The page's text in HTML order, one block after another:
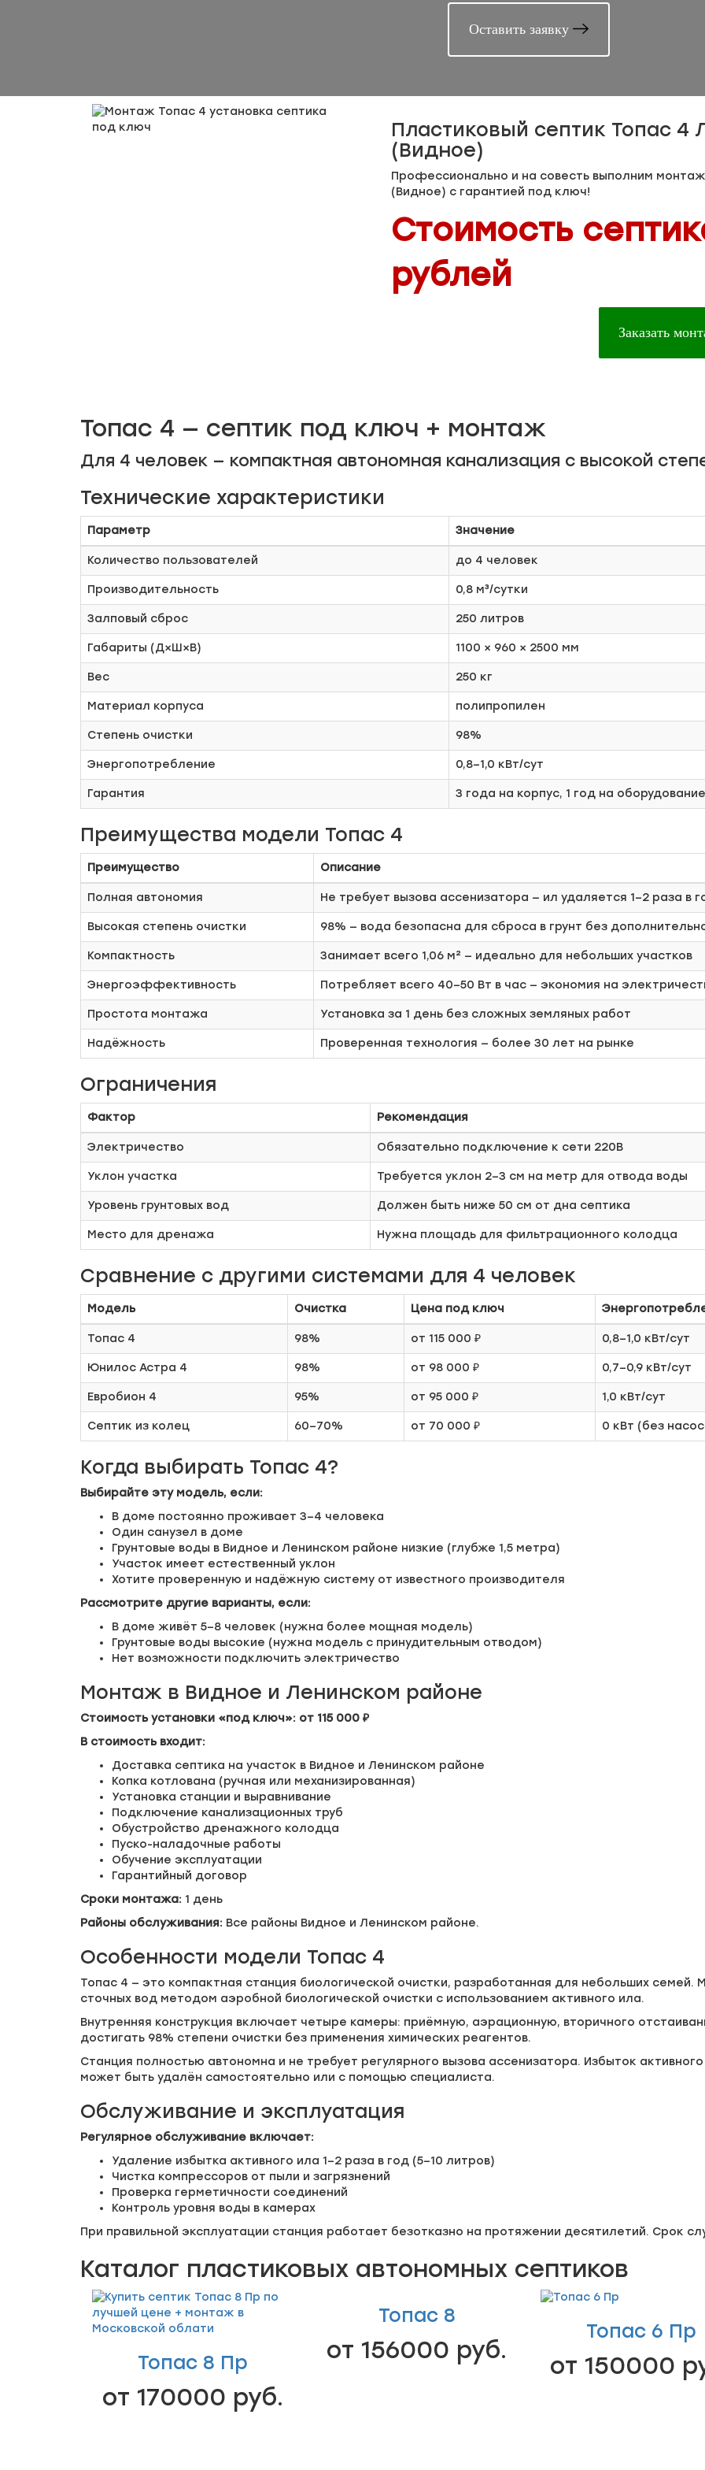
Оставить заявку
Пластиковый септик Топас 4
(Видное)
Профессионально и на совесть выполним
(Видное) с гарантией под ключ!
Стоимость
рублей
Заказать
Топас 4 — септик под ключ + монтаж
Для 4 человек — компактная автономная канализация с высокой
Технические характеристики
Параметр Значение
Количество пользователей до 4 человек
Производительность 0,8 м³/сутки
Залповый сброс 250 литров
Габариты (Д×Ш×В) 1100 × 960 × 2500 мм
Вес 250 кг
Материал корпуса полипропилен
Степень очистки 98%
Энергопотребление 0,8–1,0 кВт/сут
Гарантия 3 года на корпус, 1 год на оборудование
Преимущества модели Топас 4
Преимущество Описание
Полная автономия Не требует вызова ассенизатора — ил удаляется 1–2 раза в
Высокая степень очистки 98% — вода безопасна для сброса в грунт без
Компактность Занимает всего 1,06 м² — идеально для небольших участков
Энергоэффективность Потребляет всего 40–50 Вт в час — экономия на
Простота монтажа Установка за 1 день без сложных земляных работ
Надёжность Проверенная технология — более 30 лет на рынке
Ограничения
Фактор Рекомендация
Электричество Обязательно подключение к сети 220В
Уклон участка Требуется уклон 2–3 см на метр для отвода воды
Уровень грунтовых вод Должен быть ниже 50 см от дна септика
Место для дренажа Нужна площадь для фильтрационного колодца
Сравнение с другими системами для 4 человек
Модель Очистка Цена под ключ
Топас 4 98% от 115 000 ₽ 0,8–1,0 кВт/сут
Юнилос Астра 4 98% от 98 000 ₽ 0,7–0,9 кВт/сут
Евробион 4 95% от 95 000 ₽ 1,0 кВт/сут
Септик из колец 60–70% от 70 000 ₽ 0 кВт (без
Когда выбирать Топас 4?
Выбирайте эту модель, если:
В доме постоянно проживает 3–4 человека
Один санузел в доме
Грунтовые воды в Видное и Ленинском районе низкие (глубже 1,5 метра)
Участок имеет естественный уклон
Хотите проверенную и надёжную систему от известного производителя
Рассмотрите другие варианты, если:
В доме живёт 5–8 человек (нужна более мощная модель)
Грунтовые воды высокие (нужна модель с принудительным отводом)
Нет возможности подключить электричество
Монтаж в Видное и Ленинском районе
Стоимость установки «под ключ»: от 115 000 ₽
В стоимость входит:
Доставка септика на участок в Видное и Ленинском районе
Копка котлована (ручная или механизированная)
Установка станции и выравнивание
Подключение канализационных труб
Обустройство дренажного колодца
Пуско-наладочные работы
Обучение эксплуатации
Гарантийный договор
Сроки монтажа: 1 день
Районы обслуживания: Все районы Видное и Ленинском районе.
Особенности модели Топас 4
Топас 4 — это компактная станция биологической очистки, разработанная для небольших семей.
сточных вод методом аэробной биологической очистки с использованием активного ила.
Внутренняя конструкция включает четыре камеры: приёмную, аэрационную, вторичного
достигать 98% степени очистки без применения химических реагентов.
Станция полностью автономна и не требует регулярного вызова ассенизатора. Избыток
может быть удалён самостоятельно или с помощью специалиста.
Обслуживание и эксплуатация
Регулярное обслуживание включает:
Удаление избытка активного ила 1–2 раза в год (5–10 литров)
Чистка компрессоров от пыли и загрязнений
Проверка герметичности соединений
Контроль уровня воды в камерах
При правильной эксплуатации станция работает безотказно на протяжении десятилетий. Срок
Каталог пластиковых автономных септиков
Топас 8 Пр
от 170000 руб.
Топас 8
от 156000 руб.
Топас 6 Пр
от 150000